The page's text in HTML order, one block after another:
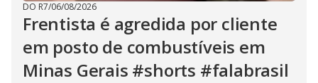
DO R7/06/08/2026
Frentista é agredida por cliente
em posto de combustíveis em
Minas Gerais #shorts #falabrasil